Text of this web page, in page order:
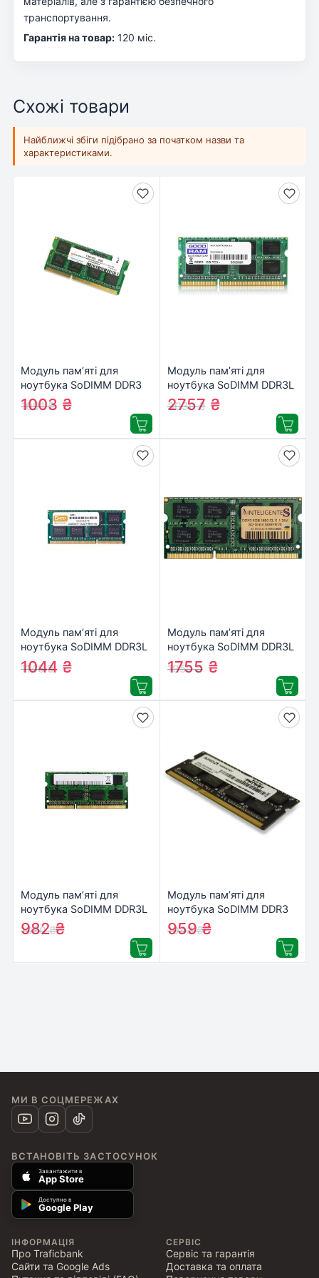
транспортування.
Гарантія на товар: 120 міс.
Схожі товари
Найближчі збіги підібрано за початком назви та
характеристиками.
Модуль пам’яті для
ноутбука SoDIMM DDR3
8GB 1600 MHz eXceleram
(E30148A)
1091₴
1003 ₴
Модуль пам’яті для
ноутбука SoDIMM DDR3L
8GB 1600 MHz Goodram
(GR1600S3V64L11/8G)
3030₴
2757 ₴
Модуль пам’яті для
ноутбука SoDIMM DDR3L
8GB 1600 Mhz Dato
(DT8G3DSDLD16)
1148₴
1044 ₴
Модуль пам’яті для
ноутбука SoDIMM DDR3L
8GB 1600 MHz
INTELIGENTES
1950₴
1755 ₴
Модуль пам’яті для
ноутбука SoDIMM DDR3L
8GB 1600 MHz Golden
Memory (GM16LS11/8)
1080₴
982₴
Модуль пам’яті для
ноутбука SoDIMM DDR3
8GB 1600 MHz AMD
(R538G1601S2S-U)
1043₴
959₴
МИ В СОЦМЕРЕЖАХ
ВСТАНОВІТЬ ЗАСТОСУНОК
Завантажити в
App Store
Доступно в
Google Play
ІНФОРМАЦІЯ
Про Traficbank
Сайти та Google Ads
СЕРВІС
Сервіс та гарантія
Доставка та оплата